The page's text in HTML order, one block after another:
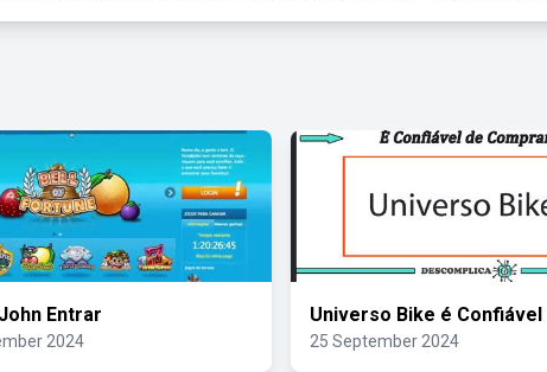
Entrar
2024
Universo Bike é Confiável
25 September 2024